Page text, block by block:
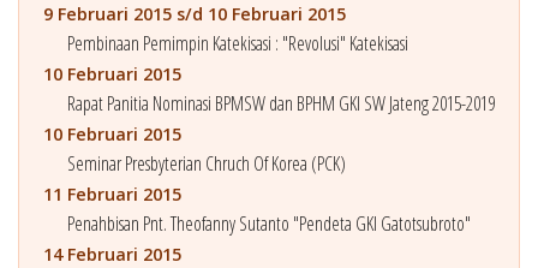
9 Februari 2015 s/d 10 Februari 2015
Pembinaan Pemimpin Katekisasi : "Revolusi" Katekisasi
10 Februari 2015
Rapat Panitia Nominasi BPMSW dan BPHM GKI SW Jateng 2015-2019
10 Februari 2015
Seminar Presbyterian Chruch Of Korea (PCK)
11 Februari 2015
Penahbisan Pnt. Theofanny Sutanto "Pendeta GKI Gatotsubroto"
14 Februari 2015